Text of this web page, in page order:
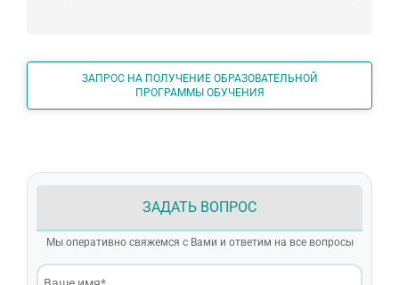
ЗАПРОС НА ПОЛУЧЕНИЕ ОБРАЗОВАТЕЛЬНОЙ
ПРОГРАММЫ ОБУЧЕНИЯ
ЗАДАТЬ ВОПРОС
Мы оперативно свяжемся с Вами и ответим на все вопросы